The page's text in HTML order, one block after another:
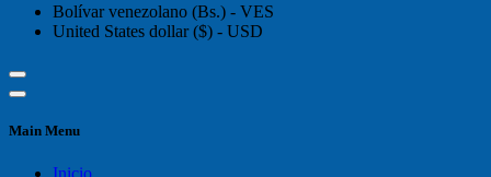
Bolívar venezolano (Bs.) - VES
United States dollar ($) - USD
Main Menu